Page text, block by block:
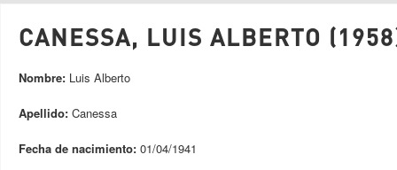
CANESSA, LUIS ALBERTO
Nombre: Luis Alberto
Apellido: Canessa
Fecha de nacimiento: 01/04/1941